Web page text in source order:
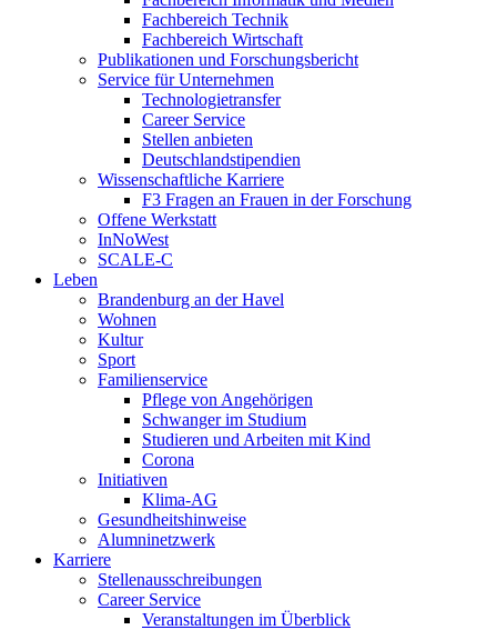
Fachbereich Technik
Fachbereich Wirtschaft
Publikationen und Forschungsbericht
Service für Unternehmen
Technologietransfer
Career Service
Stellen anbieten
Deutschlandstipendien
Wissenschaftliche Karriere
F3 Fragen an Frauen in der Forschung
Offene Werkstatt
InNoWest
SCALE-C
Leben
Brandenburg an der Havel
Wohnen
Kultur
Sport
Familienservice
Pflege von Angehörigen
Schwanger im Studium
Studieren und Arbeiten mit Kind
Corona
Initiativen
Klima-AG
Gesundheitshinweise
Alumninetzwerk
Karriere
Stellenausschreibungen
Career Service
Veranstaltungen im Überblick